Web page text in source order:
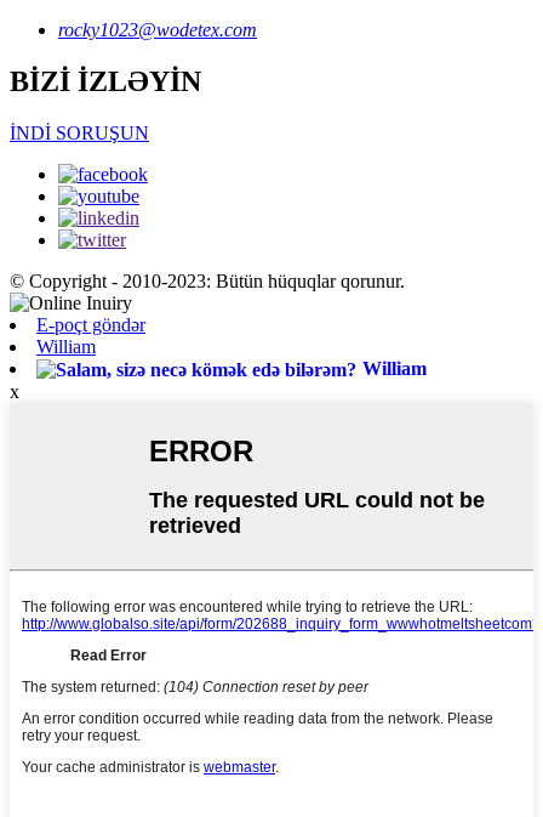
rocky1023@wodetex.com
BİZİ İZLƏYİN
İNDİ SORUŞUN
© Copyright - 2010-2023: Bütün hüquqlar qorunur.
E-poçt göndər
William
William
x